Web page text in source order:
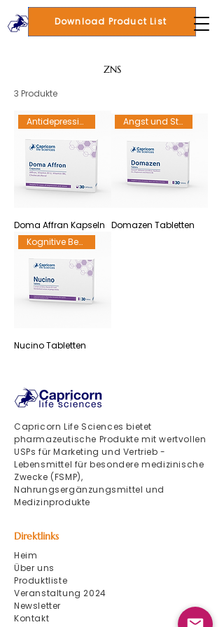
Download Product List
ZNS
3 Produkte
Antidepressivum
Doma Affran Kapseln
Angst und Stress
Domazen Tabletten
Kognitive Beeinträchtigung
Nucino Tabletten
Capricorn Life Sciences bietet
pharmazeutische Produkte mit wertvollen
USPs für Marketing und Vertrieb -
Lebensmittel für besondere medizinische
Zwecke (FSMP),
Nahrungsergänzungsmittel und
Medizinprodukte
Direktlinks
Heim
Über uns
Produktliste
Veranstaltung 2024
Newsletter
Kontakt